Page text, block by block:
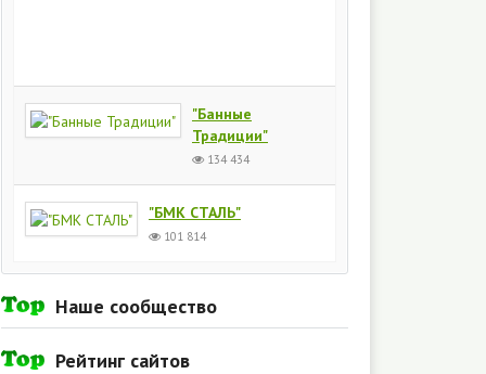
"Банные
Традиции"
134 434
"БМК СТАЛЬ"
101 814
Наше сообщество
Рейтинг сайтов